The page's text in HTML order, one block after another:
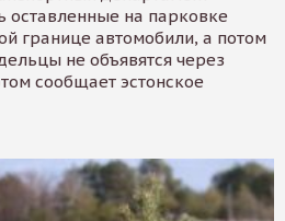
оставленные на парковке
границе автомобили, а потом
не объявятся через
сообщает эстонское